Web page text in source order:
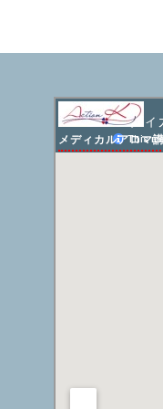
メディカルアロマ